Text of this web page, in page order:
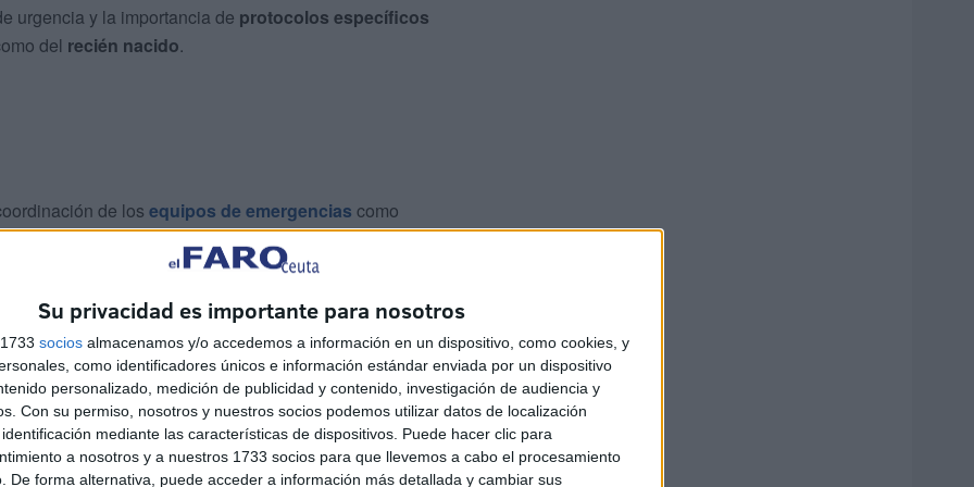
Su privacidad es importante para nosotros
socios almacenamos y/o accedemos a información en un dispositivo, como cookies, y
como identificadores únicos e información estándar enviada por un dispositivo
personalizado, medición de publicidad y contenido, investigación de audiencia y
Con su permiso, nosotros y nuestros socios podemos utilizar datos de localización
mediante las características de dispositivos. Puede hacer clic para
a nosotros y a nuestros 1733 socios para que llevemos a cabo el procesamiento
De forma alternativa, puede acceder a información más detallada y cambiar sus
urgencia y la importancia de protocolos específicos
del recién nacido.
de los equipos de emergencias como
en este tipo de intervenciones.
del trabajo investigador
22 de abril,durante el acto conmemorativo del